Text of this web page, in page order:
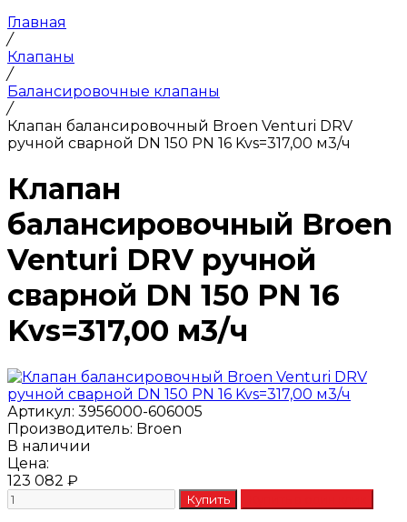
Главная
/
Клапаны
/
Балансировочные клапаны
/
Клапан балансировочный Broen Venturi DRV
ручной сварной DN 150 PN 16 Kvs=317,00 м3/ч
Клапан
балансировочный Broen
Venturi DRV ручной
сварной DN 150 PN 16
Kvs=317,00 м3/ч
Артикул: 3956000-606005
Производитель: Broen
В наличии
Цена:
123 082 ₽